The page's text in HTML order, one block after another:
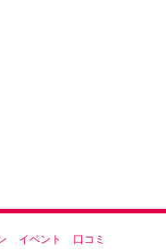
イベント 口コミ